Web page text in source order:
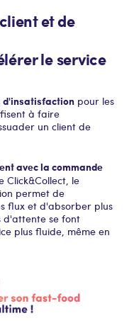
et de
le service
d'insatisfaction pour les
à faire
un client de
avec la commande
Click&Collect, le
permet de
flux et d'absorber plus
d'attente se font
plus fluide, même en